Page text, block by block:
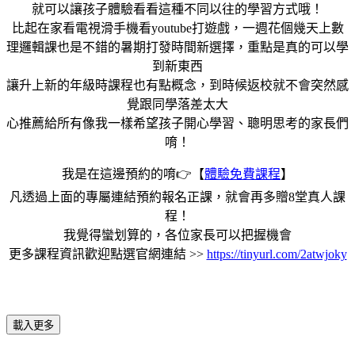
就可以讓孩子體驗看看這種不同以往的學習方式哦！
比起在家看電視滑手機看youtube打遊戲，一週花個幾天上數
理邏輯課也是不錯的暑期打發時間新選擇，重點是真的可以學
到新東西
讓升上新的年級時課程也有點概念，到時候返校就不會突然感
覺跟同學落差太大
心推薦給所有像我一樣希望孩子開心學習、聰明思考的家長們
唷！
我是在這邊預約的唷👉【體驗免費課程】
凡透過上面的專屬連結預約報名正課，就會再多贈8堂真人課
程！
我覺得蠻划算的，各位家長可以把握機會
更多課程資訊歡迎點選官網連結 >> https://tinyurl.com/2atwjoky
載入更多